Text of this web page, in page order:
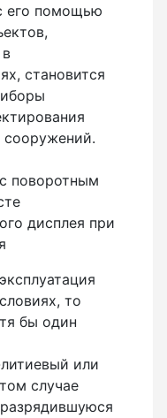
его помощью
становится
сооружений.
дисплея при
то
бы один
или
случае